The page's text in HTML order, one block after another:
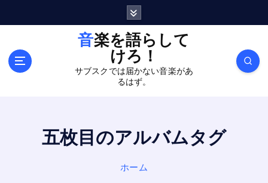
音楽を語らして
けろ！
サブスクでは届かない音楽があ
るはず。
五枚目のアルバムタグ
ホーム